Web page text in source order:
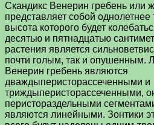
Скандикс Венерин гребень или
представляет собой однолетнее
высота которого будет
десятью и пятнадцатью
растения является
почти голым, так и опушенным.
Венерин гребень являются
дваждыперисторассеченными и
триждыперисторассеченными,
перистораздельными
являются линейными. Зонтики